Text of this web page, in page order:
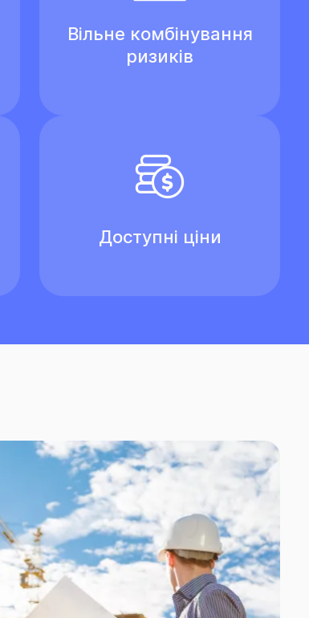
Вільне комбінування
ризиків
Доступні ціни